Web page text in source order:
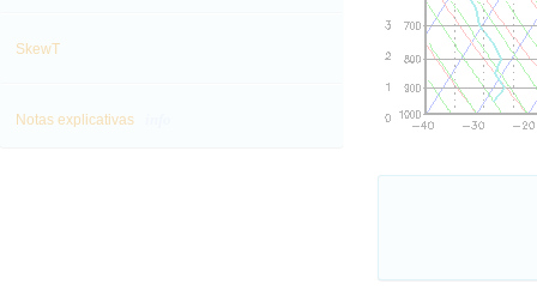
SkewT
Notas explicativas